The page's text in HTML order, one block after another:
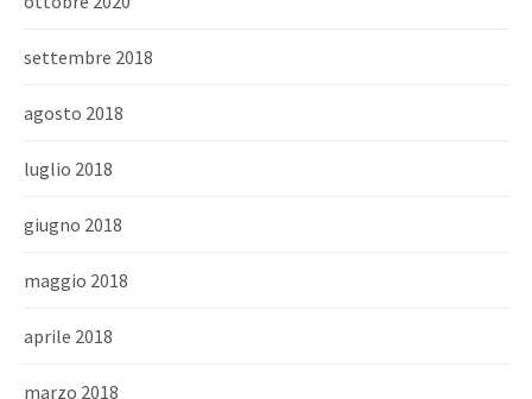
settembre 2018
agosto 2018
luglio 2018
giugno 2018
maggio 2018
aprile 2018
marzo 2018